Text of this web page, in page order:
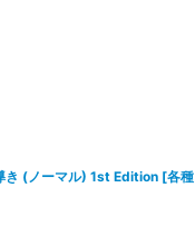
(ノーマル) 1st Edition [各種